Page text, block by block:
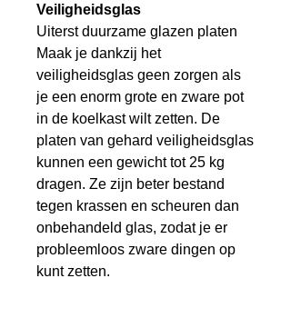
Veiligheidsglas
Uiterst duurzame glazen platen
Maak je dankzij het
veiligheidsglas geen zorgen als
je een enorm grote en zware pot
in de koelkast wilt zetten. De
platen van gehard veiligheidsglas
kunnen een gewicht tot 25 kg
dragen. Ze zijn beter bestand
tegen krassen en scheuren dan
onbehandeld glas, zodat je er
probleemloos zware dingen op
kunt zetten.